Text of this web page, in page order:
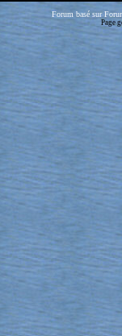
Forum basé sur
Page